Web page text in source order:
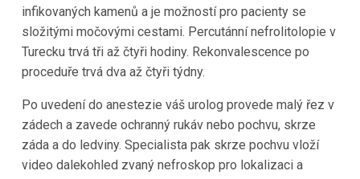
infikovaných kamenů a je možností pro pacienty se
složitými močovými cestami. Percutánní nefrolitolopie v
Turecku trvá tři až čtyři hodiny. Rekonvalescence po
proceduře trvá dva až čtyři týdny.
Po uvedení do anestezie váš urolog provede malý řez v
zádech a zavede ochranný rukáv nebo pochvu, skrze
záda a do ledviny. Specialista pak skrze pochvu vloží
video dalekohled zvaný nefroskop pro lokalizaci a